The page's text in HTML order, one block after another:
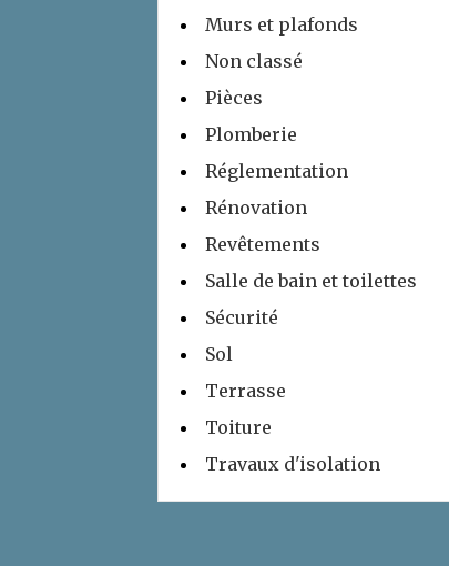
Murs et plafonds
Non classé
Pièces
Plomberie
Réglementation
Rénovation
Revêtements
Salle de bain et toilettes
Sécurité
Sol
Terrasse
Toiture
Travaux d'isolation